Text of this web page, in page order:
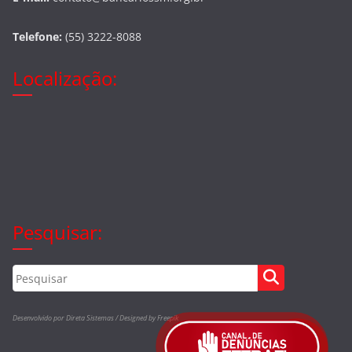
Telefone: (55) 3222-8088
Localização:
Pesquisar:
Desenvolvido por Direta Sistemas /Designed by Freepik